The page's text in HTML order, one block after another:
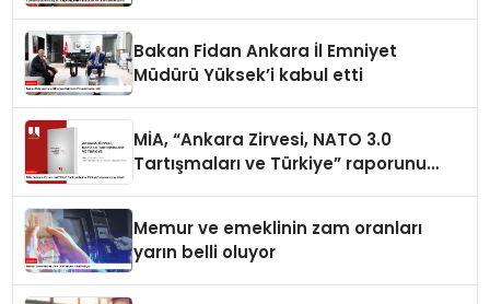
Bakan Fidan Ankara İl Emniyet
Müdürü Yüksek’i kabul etti
MİA, “Ankara Zirvesi, NATO 3.0
Tartışmaları ve Türkiye” raporunu
Memur ve emeklinin zam oranları
yarın belli oluyor